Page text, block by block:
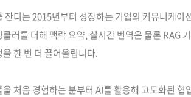
잔디는 2015년부터 성장하는 기업의 커뮤니케이
러를 더해 맥락 요약, 실시간 번역은 물론 RAG
을 한 번 더 끌어올립니다.
을 처음 경험하는 분부터 AI를 활용해 고도화된